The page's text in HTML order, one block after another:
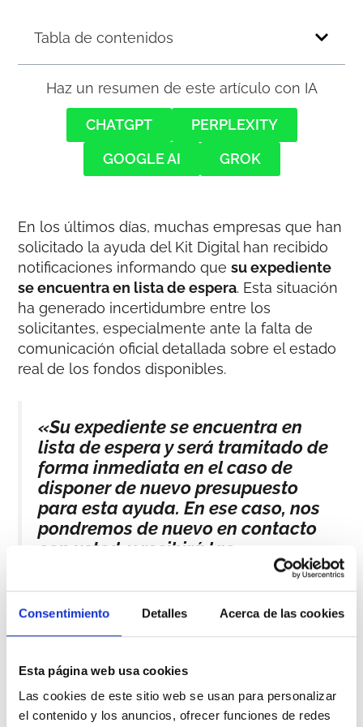
Consentimiento Detalles Acerca de las cookies
Esta página web usa cookies
Las cookies de este sitio web se usan para personalizar
el contenido y los anuncios, ofrecer funciones de redes
Tabla de contenidos
Haz un resumen de este artículo con IA
CHATGPT
PERPLEXITY
GOOGLE AI
GROK
En los últimos días, muchas empresas que han
solicitado la ayuda del Kit Digital han recibido
notificaciones informando quesu expediente
se encuentra en lista de espera. Esta situación
ha generado incertidumbre entre los
solicitantes, especialmente ante la falta de
comunicación oficial detallada sobre el estado
real de los fondos disponibles.
«Su expediente se encuentra en
lista de espera y será tramitado de
forma inmediata en el caso de
disponer de nuevo presupuesto
para esta ayuda. En ese caso, nos
pondremos de nuevo en contacto
con usted, y recibirá las
notificaciones correspondientes
sobre el avance de su
tramitación.»
Según información confirmada por Red.es,
entidad encargada de la gestión del programa
Kit Digital, en estos momentos el presupuesto